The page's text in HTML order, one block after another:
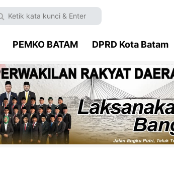
PEMKO BATAM DPRD Kota Batam